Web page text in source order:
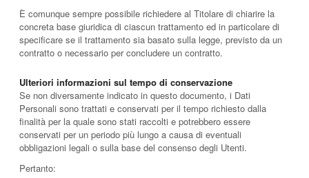
È comunque sempre possibile richiedere al Titolare di chiarire la
concreta base giuridica di ciascun trattamento ed in particolare di
specificare se il trattamento sia basato sulla legge, previsto da un
contratto o necessario per concludere un contratto.
Ulteriori informazioni sul tempo di conservazione
Se non diversamente indicato in questo documento, i Dati
Personali sono trattati e conservati per il tempo richiesto dalla
finalità per la quale sono stati raccolti e potrebbero essere
conservati per un periodo più lungo a causa di eventuali
obbligazioni legali o sulla base del consenso degli Utenti.
Pertanto: